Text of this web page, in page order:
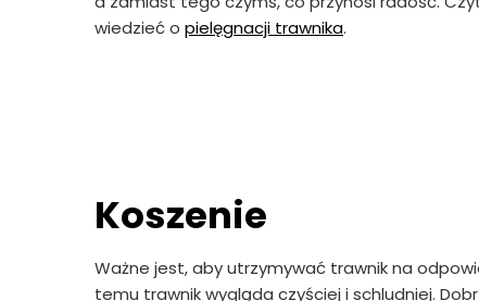
wiedzieć o pielęgnacji trawnika.
Koszenie
Ważne jest, aby utrzymywać trawnik na
temu trawnik wygląda czyściej i schludniej.